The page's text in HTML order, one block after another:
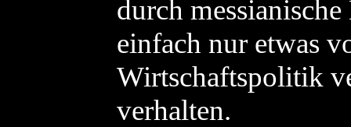
durch
einfach nur etwas
Wirtschaftspolitik
verhalten.